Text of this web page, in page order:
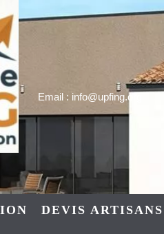
Email : info@upfing.org
DEVIS